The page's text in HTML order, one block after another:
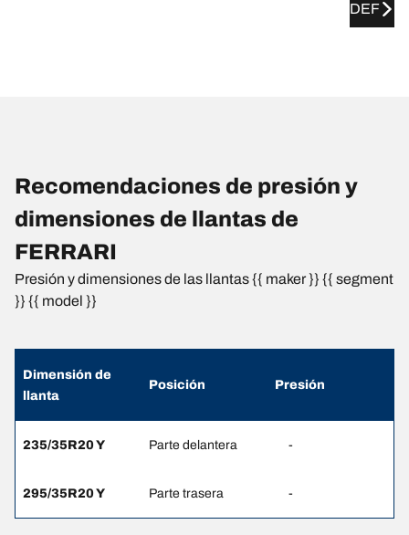
DEF
Recomendaciones de presión y
dimensiones de llantas de
FERRARI
Presión y dimensiones de las llantas {{ maker }} {{ segment
}} {{ model }}
Dimensión de
llanta
Posición Presión
235/35R20 Y Parte delantera -
295/35R20 Y Parte trasera -